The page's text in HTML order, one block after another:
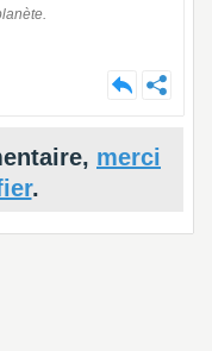
merci
.